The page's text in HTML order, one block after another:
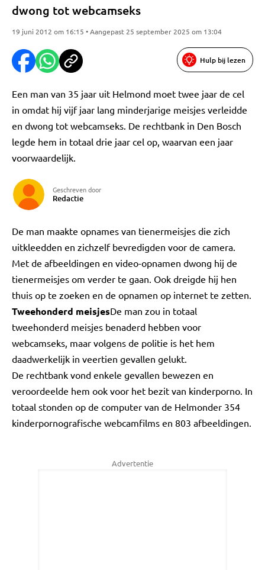
dwong tot webcamseks
19 juni 2012 om 16:15 • Aangepast 25 september 2025 om 13:04
Hulp bij lezen
Een man van 35 jaar uit Helmond moet twee jaar de cel
in omdat hij vijf jaar lang minderjarige meisjes verleidde
en dwong tot webcamseks. De rechtbank in Den Bosch
legde hem in totaal drie jaar cel op, waarvan een jaar
voorwaardelijk.
Geschreven door
Redactie
De man maakte opnames van tienermeisjes die zich
uitkleedden en zichzelf bevredigden voor de camera.
Met de afbeeldingen en video-opnamen dwong hij de
tienermeisjes om verder te gaan. Ook dreigde hij hen
thuis op te zoeken en de opnamen op internet te zetten.
Tweehonderd meisjesDe man zou in totaal
tweehonderd meisjes benaderd hebben voor
webcamseks, maar volgens de politie is het hem
daadwerkelijk in veertien gevallen gelukt.
De rechtbank vond enkele gevallen bewezen en
veroordeelde hem ook voor het bezit van kinderporno. In
totaal stonden op de computer van de Helmonder 354
kinderpornografische webcamfilms en 803 afbeeldingen.
Advertentie